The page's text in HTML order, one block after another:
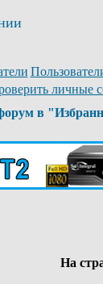
личные
в
На